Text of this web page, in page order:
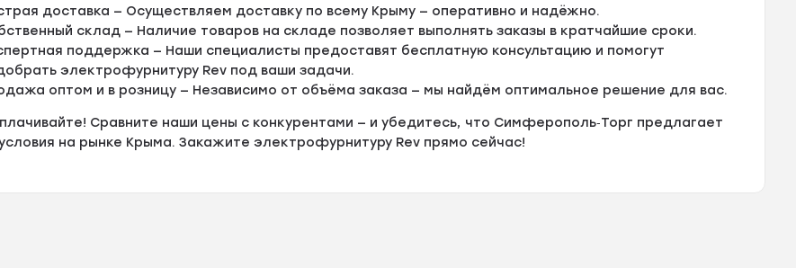
доставка — Осуществляем доставку по всему Крыму — оперативно и надёжно.
склад — Наличие товаров на складе позволяет выполнять заказы в кратчайшие сроки.
поддержка — Наши специалисты предоставят бесплатную консультацию и помогут
электрофурнитуру Rev под ваши задачи.
оптом и в розницу — Независимо от объёма заказа — мы найдём оптимальное решение для вас.
Сравните наши цены с конкурентами — и убедитесь, что Симферополь‑Торг предлагает
на рынке Крыма. Закажите электрофурнитуру Rev прямо сейчас!